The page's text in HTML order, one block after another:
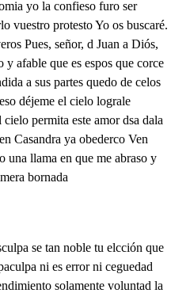
no desprecias su belleza era una sombra fingida y tu sol en que me abrazo que estén ociosas mis hiras viendo mi desprecio aleve Muere, pues el pecho incitas el desaire lloro Allade Mira que te precipitas mi señor sale que siempre mi enojo impida Carlos casandra a los dos don Felix os vengo a pedir albricias pues ya la dispencación ha llegado apetecidas con qué casaros podéis llegó el plazo a mi desdicha llegó e bien que deceaca Yo haré que no se consiga dando muerte a mi enemigo aquí mi muerte es presisa pues de la sangre esta ya la dificultad vencida antes que el acaso hoy pueda esta dicha impedirla el que sean luego quiero vestralos bodas castan aprisas Si porque s n la detención odi es dar po a la malicia que mostró de las aciones anda mordiendo su envielia Ya intermición no dilates al punto lo determina Aquesta noche ha de ser careternas edades vivas. asmira, señor, ¿Qué me dices cas el aliento no respira el decoro la enmadece ya mi venganza esprecisa el viejo con esta bodo Aí intenta darse un buen día don Carlos a disponerlo, Amor a lograrlo aspira Yo a facilitarlo voy Casandra está prevenida Yo muero de imaginarlo el rigor casandra oguida que siajena te hacia hermosa, propia no te ha de entendida No me culpes los efectos si la causa no me quitas quale el que te aborezco mi rendimiento te obliga antes mi enoso provoca cuando ofende quien se humille cuando la porfía es necia esa culpa estuya misma pues la voluntad me dijas y de la razón me privas No venís Carlos, carsenor Ya te obedezco a enemiga Sale Auroraa sín mi el pesar me ha dejado Ya es tiempo de que prociga mi intención yasa cobrar voy una fama perdida Antes Casandra que logre mi enemigo aquesta dha de que goce tu belleza ni tus caricias consiga pues que te pierde mi amor y mi esperanza marchita ye ha de convertir el fuego de mis selos enceniza euanla o me de tengas. Allla cuando he de perderte demera de que setua del e de e des dntcello Alls mi voluntad te lo afirma tienes dueño que te adlora soy tuya y esto prendida yel preceto de a padres mi libertad siempre es mía Forcárate a que lo hagas lco sabré matarme a mí misma Yo sé solo que te pierdo Ya se mi enoso do sri que cuando el valor me llama se detenga mi osadía No te has de ir oj aguarda Suelta casandra divina No me detienes a mí tengo a cosas detenida Si voy a matar que cosa el hambre canina No te detiene mi afleto No ves que mi amor peligra Señora, don Carlos viene a esconderte vuelve aprisa, asSi mi honor de loruega? a que Sara con me obligas que llega más don Juan es de llevas major desdicha si a visitar a don Félix la Urbanidad mencamina sa ledos su su a ver el sol de casandras mas la voluntad mejía pero allola la esperanza del deseo conducida que atrevimiento es el que ¿lod onJuan de Fecra asann qpieta es ten cnensenas no sé que el alma me habid tus ojos divino dueño dan a mia ecto osadía? que como el riesgo no ve ciega la vista peligra yres delito adorarle pues tu desdén lo castiga Yo te perdono el rigor con que mi culpa permitas no seas ingrata a mis que y si acaso te lastiman como hechas mano al despe echa mano a la caricia a vista de mi decoro vuestras voces no precigan piele las el respeto si la pación las avivas si es culpa el ser yo tu amo culpa es sertutan esquiva, ríñesme mi atrevimiento y olvidas tu tiranía Yo no espocible quereros múcvete compadecida que si la materia diste lalivio es bien permitas el salir del cuarto de Sáleos Carlos don Félix, vique subía un hombre por la escalera Mas ¿qué es lo que el alma? Don Juan aquí con casandra Ya parece de macía aquesta desatencion y esta ha visto corida deja que vese tu mano parto de sr nieve fría porque se apague este ardo primero que lo consigas la has de mirar a tus ojo en rojo coral tenida a l spimiento es bastardo ycastigse se mto el valor saisgretenta traidor afice castiga saca la esca atrevimientos villanos de tu infame alevocía estórbome la ocación curlos, ¡Cielos ¿hay mayor desdichas. mi espada con la venganza satisfacerte imagina sin estar en las pendencias gusto es ver como se tiran en gran empeño me ha puesto mi atención y mi se misma pues no ayudar a mi amante es rigor, y si se anima a docorerle el valor queda la opinión mal vista de Casandra, que harecielos estarte aurora quedita quien con escanda lo tal dentro don Felix mi fama desautorica Este cielos es mi padre don Félix turbo mis iras, por no ahorzarse aquí de pena Escure el lazo elenilla una cosera de unganío trae el viejo a toda prisa que se resista a mi enojo que a mís se los servista ¿Qué es esto sob